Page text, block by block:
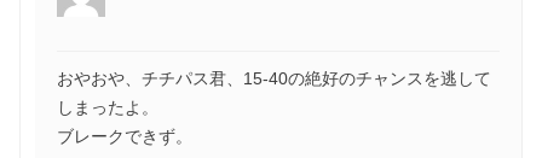
おやおや、チチパス君、15-40の絶好のチャンスを逃して
しまったよ。
ブレークできず。